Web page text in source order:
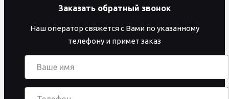
Заказать обратный звонок
Наш оператор свяжется с Вами по указанному
телефону и примет заказ